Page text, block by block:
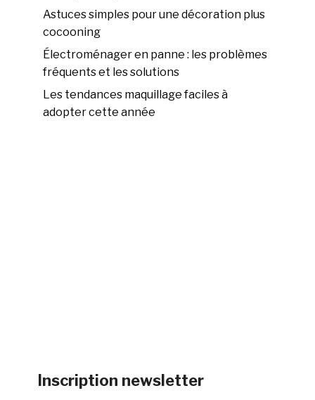
Astuces simples pour une décoration plus
cocooning
Électroménager en panne : les problèmes
fréquents et les solutions
Les tendances maquillage faciles à
adopter cette année
Inscription newsletter